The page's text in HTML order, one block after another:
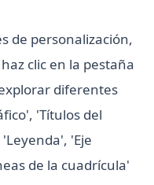
de personalización,
clic en la pestaña
diferentes
'Títulos del
'Eje
de la cuadrícula'